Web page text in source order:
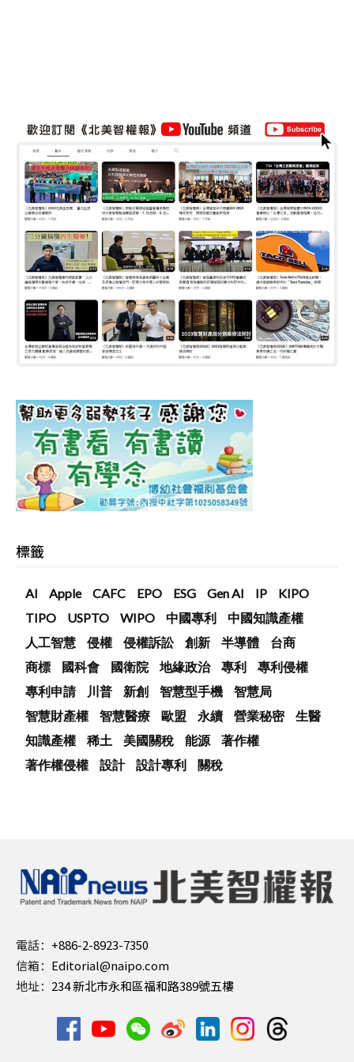
標籤
AI Apple CAFC EPO ESG Gen AI IP
KIPO
TIPO
USPTO WIPO 中國專利
中國知識產權
人工智慧
侵權 侵權訴訟 創新 半導體
台商
商標
國科會 國衛院 地緣政治 專利
專利侵權
專利申請
川普 新創 智慧型手機
智慧局
智慧財產權
智慧醫療 歐盟 永續 營業秘密
生醫
知識產權
稀土 美國關稅 能源
著作權
著作權侵權
設計 設計專利 關稅
電話： +886-2-8923-7350
信箱： Editorial@naipo.com
地址： 234 新北市永和區福和路389號五樓